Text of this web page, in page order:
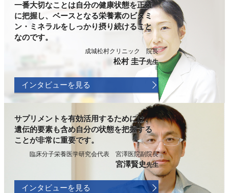
一番大切なことは自分の健康状態を正確
に把握し、ベースとなる栄養素のビタミ
ン・ミネラルをしっかり摂り続けること
なのです。
成城松村クリニック 院長
松村 圭子先生
インタビューを見る
サプリメントを有効活用するためには、
遺伝的要素も含め自分の状態を把握する
ことが非常に重要です。
臨床分子栄養医学研究会代表 宮澤医院副院長
宮澤賢史先生
インタビューを見る